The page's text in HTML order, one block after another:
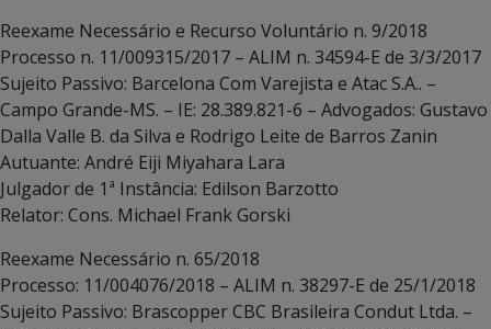
Reexame Necessário e Recurso Voluntário n. 9/2018
Processo n. 11/009315/2017 – ALIM n. 34594-E de 3/3/2017
Sujeito Passivo: Barcelona Com Varejista e Atac S.A.. –
Campo Grande-MS. – IE: 28.389.821-6 – Advogados: Gustavo
Dalla Valle B. da Silva e Rodrigo Leite de Barros Zanin
Autuante: André Eiji Miyahara Lara
Julgador de 1ª Instância: Edilson Barzotto
Relator: Cons. Michael Frank Gorski
Reexame Necessário n. 65/2018
Processo: 11/004076/2018 – ALIM n. 38297-E de 25/1/2018
Sujeito Passivo: Brascopper CBC Brasileira Condut Ltda. –